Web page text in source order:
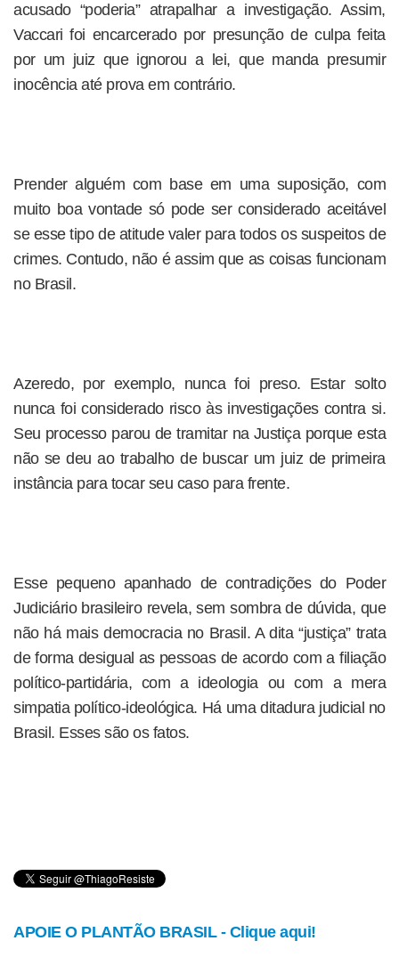
acusado “poderia” atrapalhar a investigação. Assim,
Vaccari foi encarcerado por presunção de culpa feita
por um juiz que ignorou a lei, que manda presumir
inocência até prova em contrário.
Prender alguém com base em uma suposição, com
muito boa vontade só pode ser considerado aceitável
se esse tipo de atitude valer para todos os suspeitos de
crimes. Contudo, não é assim que as coisas funcionam
no Brasil.
Azeredo, por exemplo, nunca foi preso. Estar solto
nunca foi considerado risco às investigações contra si.
Seu processo parou de tramitar na Justiça porque esta
não se deu ao trabalho de buscar um juiz de primeira
instância para tocar seu caso para frente.
Esse pequeno apanhado de contradições do Poder
Judiciário brasileiro revela, sem sombra de dúvida, que
não há mais democracia no Brasil. A dita “justiça” trata
de forma desigual as pessoas de acordo com a filiação
político-partidária, com a ideologia ou com a mera
simpatia político-ideológica. Há uma ditadura judicial no
Brasil. Esses são os fatos.
APOIE O PLANTÃO BRASIL - Clique aqui!